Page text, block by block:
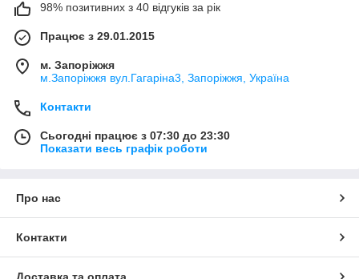
98% позитивних з 40 відгуків за рік
Працює з 29.01.2015
м. Запоріжжя
м.Запоріжжя вул.Гагаріна3, Запоріжжя, Україна
Контакти
Сьогодні працює з 07:30 до 23:30
Показати весь графік роботи
Про нас
Контакти